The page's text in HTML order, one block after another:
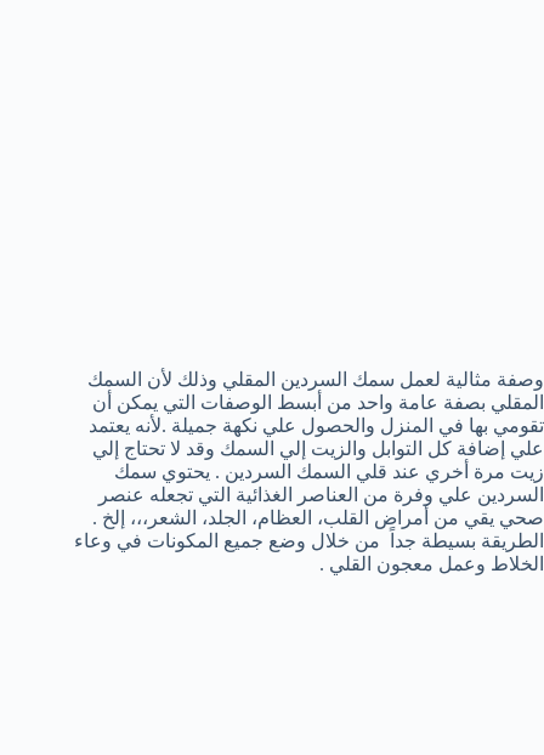
وصفة مثالية لعمل سمك السردين المقلي وذلك لأن السمك
المقلي بصفة عامة واحد من أبسط الوصفات التي يمكن أن
تقومي بها في المنزل والحصول علي نكهة جميلة .لأنه يعتمد
علي إضافة كل التوابل والزيت إلي السمك وقد لا تحتاج إلي
زيت مرة أخري عند قلي السمك السردين . يحتوي سمك
السردين علي وفرة من العناصر الغذائية التي تجعله عنصر
صحي يقي من أمراض القلب، العظام، الجلد، الشعر،،، إلخ .
الطريقة بسيطة جداً من خلال وضع جميع المكونات في وعاء
الخلاط وعمل معجون القلي .